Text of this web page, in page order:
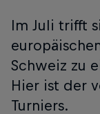
Im Juli trifft
Schweiz zu
Hier ist der
Turniers.